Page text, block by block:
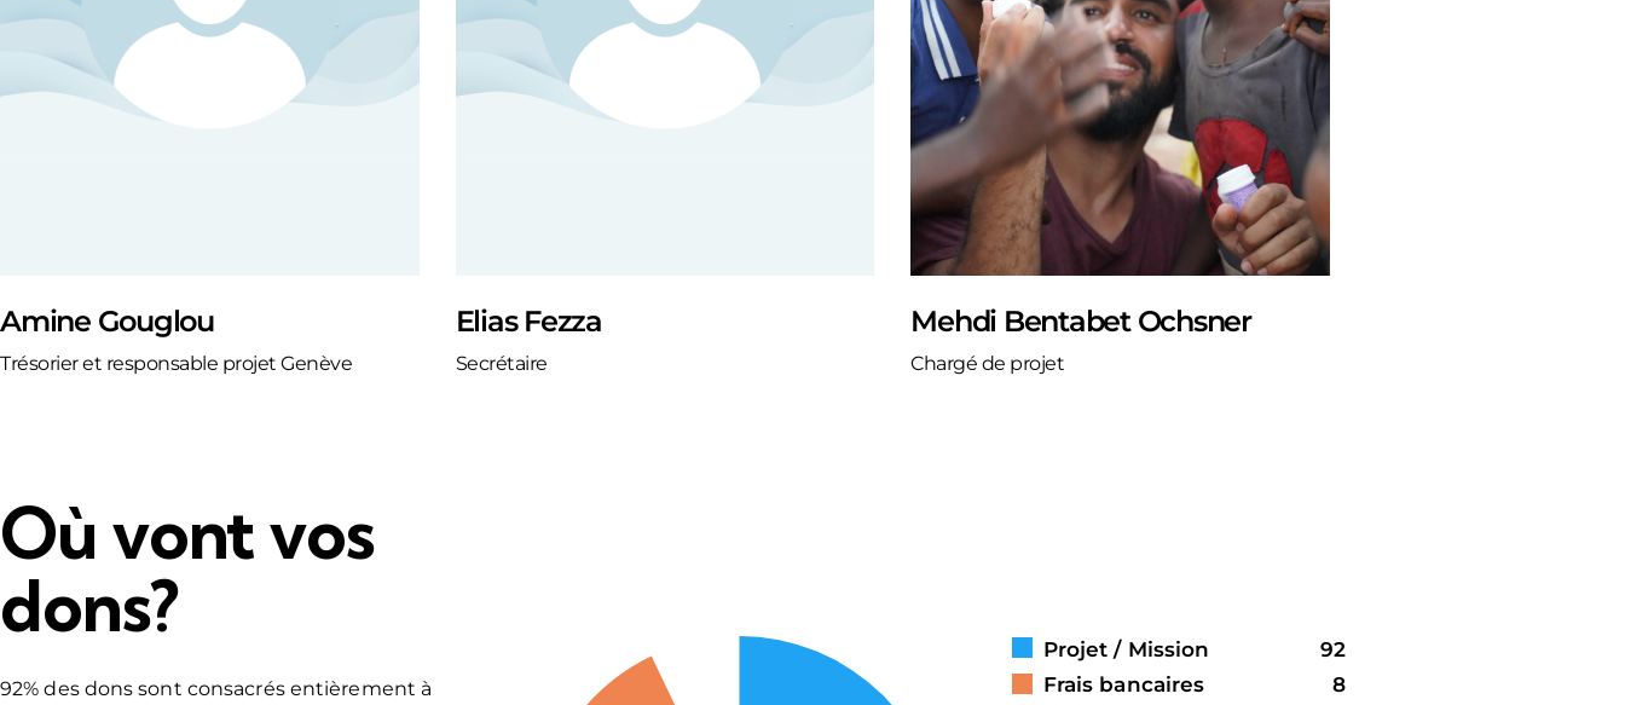
Amine Gouglou
Trésorier et responsable projet Genève
Elias Fezza
Secrétaire
Mehdi Bentabet Ochsner
Chargé de projet
Où vont vos
dons?
92% des dons sont consacrés entièrement à
Projet / Mission
92
Frais bancaires
8